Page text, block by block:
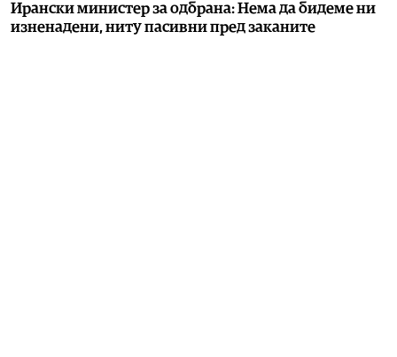
Ирански министер за одбрана: Нема да бидеме ни
изненадени, ниту пасивни пред заканите